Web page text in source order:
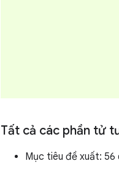
Tất cả các phần tử
Mục tiêu đề xuất: 56